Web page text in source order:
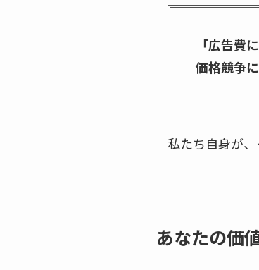
「広告費
価格競争
私たち自身が
あなたの価